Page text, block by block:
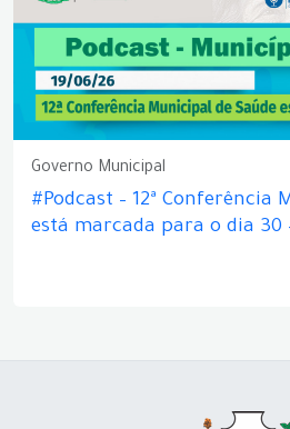
Governo Municipal
#Podcast – 12ª Conferência
está marcada para o dia 30